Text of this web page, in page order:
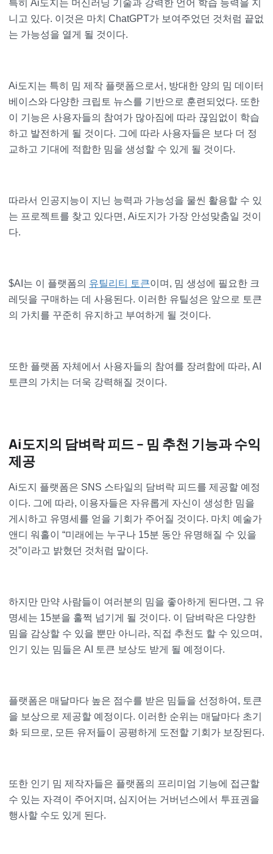
특히 Ai도지는 머신러닝 기술과 강력한 언어 학습 능력을 지
니고 있다. 이것은 마치 ChatGPT가 보여주었던 것처럼 끝없
는 가능성을 열게 될 것이다.
Ai도지는 특히 밈 제작 플랫폼으로서, 방대한 양의 밈 데이터
베이스와 다양한 크립토 뉴스를 기반으로 훈련되었다. 또한
이 기능은 사용자들의 참여가 많아짐에 따라 끊임없이 학습
하고 발전하게 될 것이다. 그에 따라 사용자들은 보다 더 정
교하고 기대에 적합한 밈을 생성할 수 있게 될 것이다.
따라서 인공지능이 지닌 능력과 가능성을 물씬 활용할 수 있
는 프로젝트를 찾고 있다면, Ai도지가 가장 안성맞춤일 것이
다.
$AI는 이 플랫폼의 유틸리티 토큰이며, 밈 생성에 필요한 크
레딧을 구매하는 데 사용된다. 이러한 유틸성은 앞으로 토큰
의 가치를 꾸준히 유지하고 부여하게 될 것이다.
또한 플랫폼 자체에서 사용자들의 참여를 장려함에 따라, AI
토큰의 가치는 더욱 강력해질 것이다.
Ai도지의 담벼락 피드 – 밈 추천 기능과 수익
제공
Ai도지 플랫폼은 SNS 스타일의 담벼락 피드를 제공할 예정
이다. 그에 따라, 이용자들은 자유롭게 자신이 생성한 밈을
게시하고 유명세를 얻을 기회가 주어질 것이다. 마치 예술가
앤디 워홀이 “미래에는 누구나 15분 동안 유명해질 수 있을
것”이라고 밝혔던 것처럼 말이다.
하지만 만약 사람들이 여러분의 밈을 좋아하게 된다면, 그 유
명세는 15분을 훌쩍 넘기게 될 것이다. 이 담벼락은 다양한
밈을 감상할 수 있을 뿐만 아니라, 직접 추천도 할 수 있으며,
인기 있는 밈들은 AI 토큰 보상도 받게 될 예정이다.
플랫폼은 매달마다 높은 점수를 받은 밈들을 선정하여, 토큰
을 보상으로 제공할 예정이다. 이러한 순위는 매달마다 초기
화 되므로, 모든 유저들이 공평하게 도전할 기회가 보장된다.
또한 인기 밈 제작자들은 플랫폼의 프리미엄 기능에 접근할
수 있는 자격이 주어지며, 심지어는 거버넌스에서 투표권을
행사할 수도 있게 된다.